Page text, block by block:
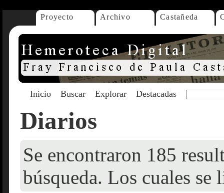
Proyecto Archivo Castañeda
Inicio Buscar Explorar Destacadas
Diarios
Se encontraron 185
búsqueda. Los cuales se